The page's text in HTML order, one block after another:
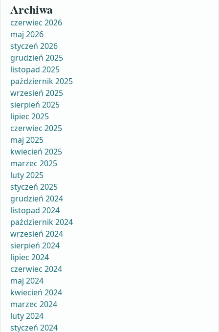
Archiwa
czerwiec 2026
maj 2026
styczeń 2026
grudzień 2025
listopad 2025
październik 2025
wrzesień 2025
sierpień 2025
lipiec 2025
czerwiec 2025
maj 2025
kwiecień 2025
marzec 2025
luty 2025
styczeń 2025
grudzień 2024
listopad 2024
październik 2024
wrzesień 2024
sierpień 2024
lipiec 2024
czerwiec 2024
maj 2024
kwiecień 2024
marzec 2024
luty 2024
styczeń 2024